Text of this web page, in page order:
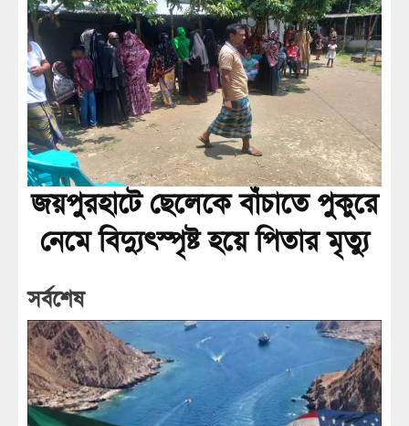
জয়পুরহাটে ছেলেকে বাঁচাতে পুকুরে
নেমে বিদ্যুৎস্পৃষ্ট হয়ে পিতার মৃত্যু
সর্বশেষ